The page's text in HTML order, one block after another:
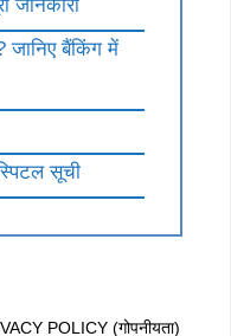
जानकारी
जानिए बैंकिंग में
सूची
POLICY (गोपनीयता)